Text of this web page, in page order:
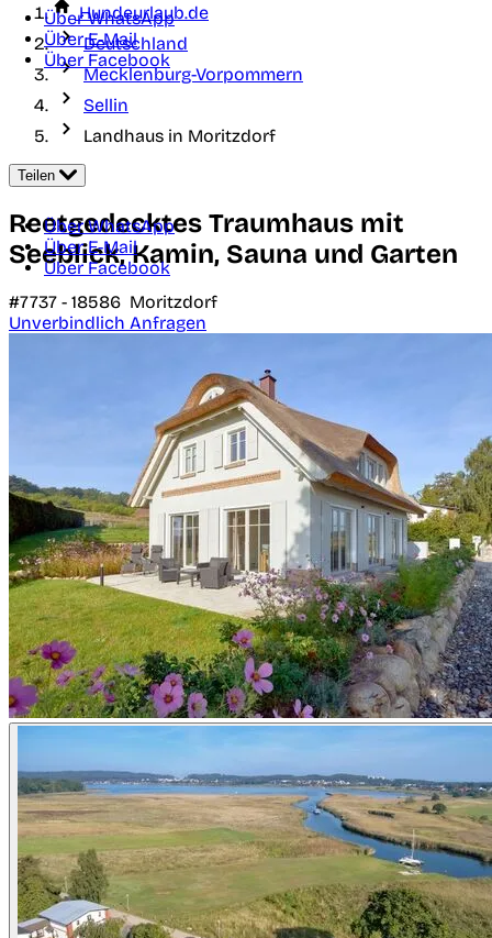
Über WhatsApp
Über E-Mail
Über Facebook
Hundeurlaub.de
Deutschland
Mecklenburg-Vorpommern
Sellin
Landhaus in Moritzdorf
Teilen
Über WhatsApp
Über E-Mail
Über Facebook
Reetgedecktes Traumhaus mit
Seeblick, Kamin, Sauna und Garten
#7737 - 18586 Moritzdorf
Unverbindlich Anfragen